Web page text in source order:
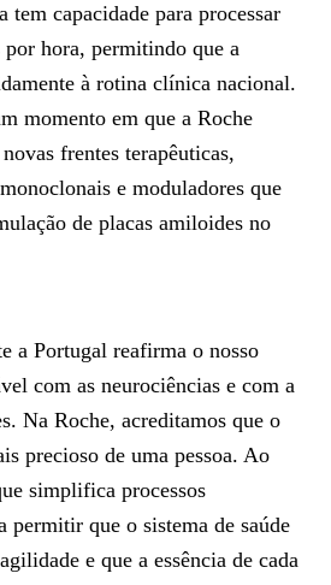
tem capacidade para processar
por hora, permitindo que a
à rotina clínica nacional.
momento em que a Roche
frentes terapêuticas,
e moduladores que
de placas amiloides no
a Portugal reafirma o nosso
com as neurociências e com a
Na Roche, acreditamos que o
precioso de uma pessoa. Ao
simplifica processos
permitir que o sistema de saúde
e que a essência de cada